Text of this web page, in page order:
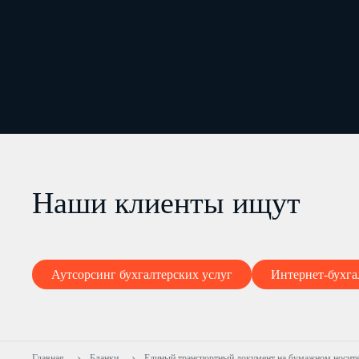
Наши клиенты ищут
Аутсорсинг бухгалтерских услуг Интернет-